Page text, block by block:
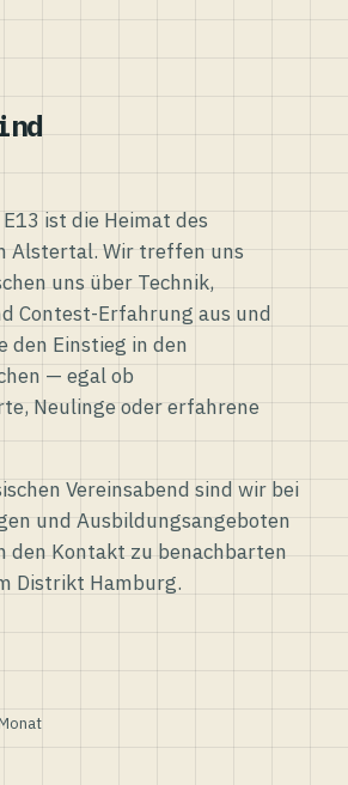
ist die Heimat des
Alstertal. Wir treffen uns
uns über Technik,
Contest-Erfahrung aus und
den Einstieg in den
— egal ob
Neulinge oder erfahrene
Vereinsabend sind wir bei
und Ausbildungsangeboten
den Kontakt zu benachbarten
Distrikt Hamburg.